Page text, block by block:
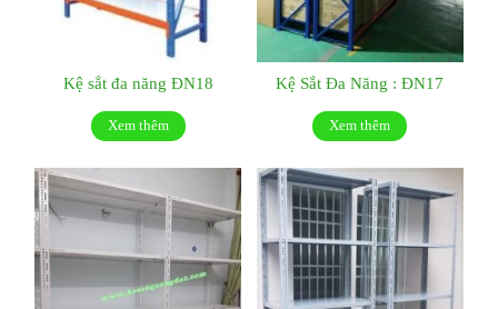
Kệ sắt đa năng ĐN18
Xem thêm
Kệ Sắt Đa Năng : ĐN17
Xem thêm